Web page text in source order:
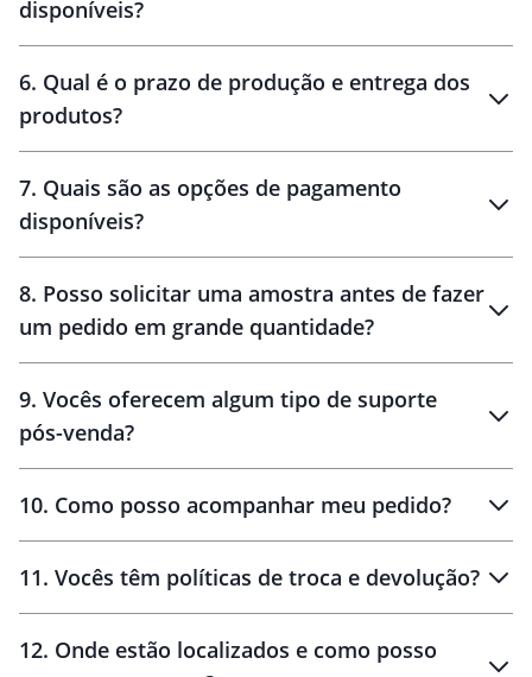
amostra virtual
disponíveis?
6. Qual é o prazo de produção e entrega dos
produtos?
10 dias
brinde
48 horas
7. Quais são as opções de pagamento
disponíveis?
8. Posso solicitar uma amostra antes de fazer
um pedido em grande quantidade?
amostras
9. Vocês oferecem algum tipo de suporte
pós-venda?
10. Como posso acompanhar meu pedido?
11. Vocês têm políticas de troca e devolução?
12. Onde estão localizados e como posso